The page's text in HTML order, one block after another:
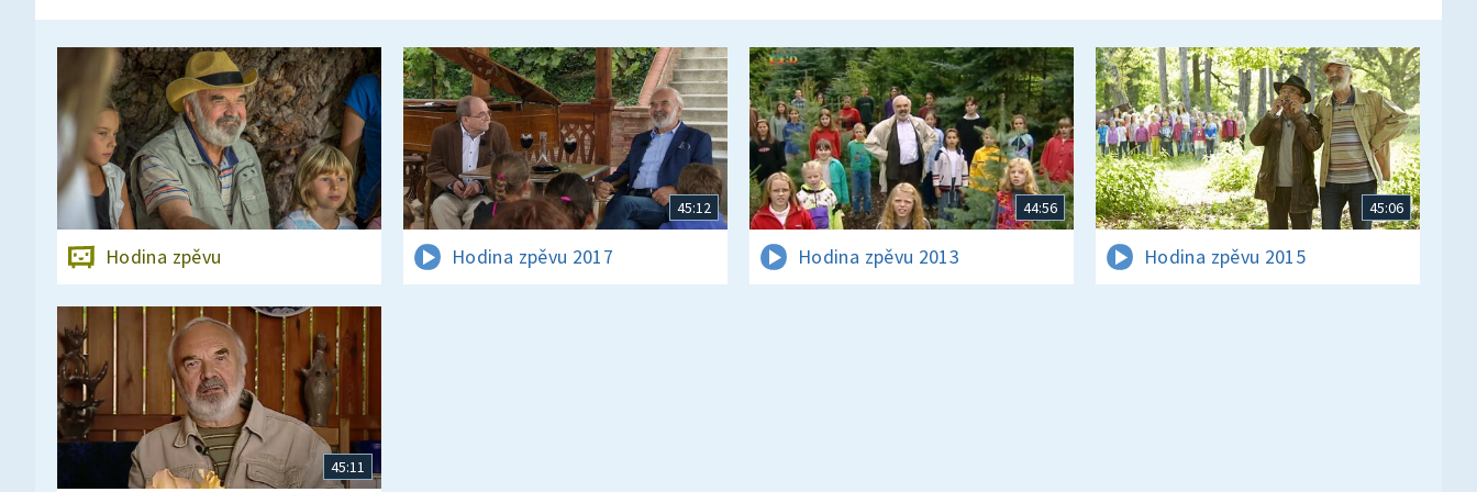
Hodina zpěvu
45:12
Hodina zpěvu 2017
44:56
Hodina zpěvu 2013
45:06
Hodina zpěvu 2015
45:11